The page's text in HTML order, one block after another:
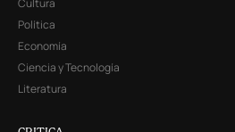
Cultura
Política
Economía
Ciencia y Tecnología
Literatura